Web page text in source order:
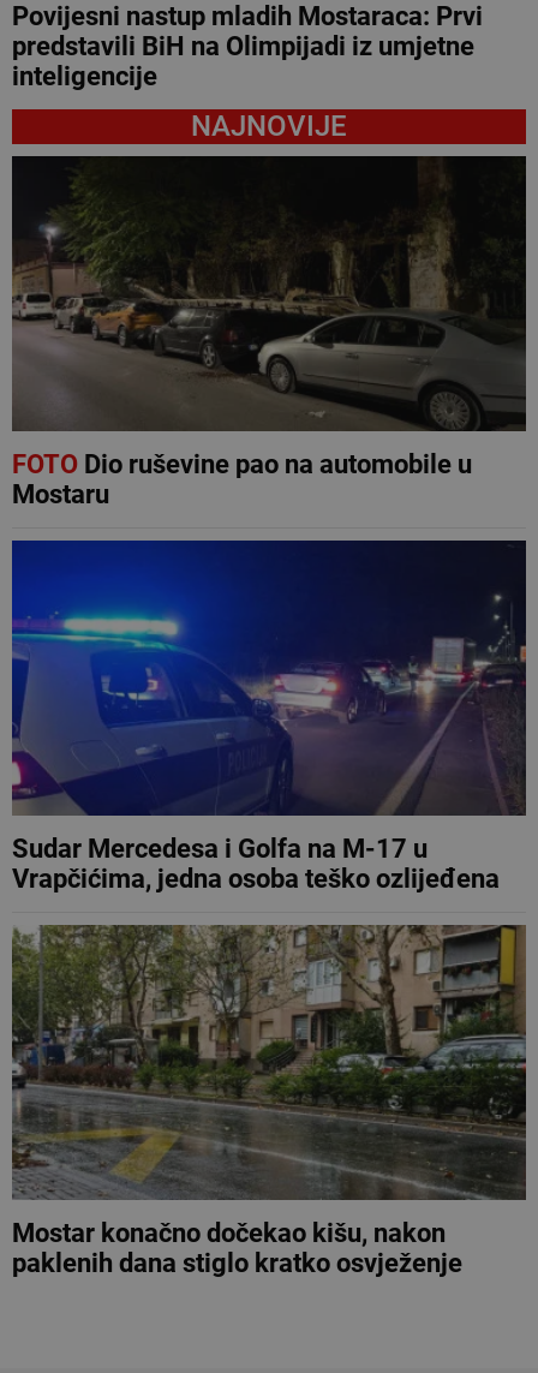
Povijesni nastup mladih Mostaraca: Prvi
predstavili BiH na Olimpijadi iz umjetne
inteligencije
NAJNOVIJE
FOTODio ruševine pao na automobile u
Mostaru
Sudar Mercedesa i Golfa na M-17 u
Vrapčićima, jedna osoba teško ozlijeđena
Mostar konačno dočekao kišu, nakon
paklenih dana stiglo kratko osvježenje